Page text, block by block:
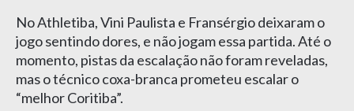
No Athletiba, Vini Paulista e Fransérgio deixaram o
jogo sentindo dores, e não jogam essa partida. Até o
momento, pistas da escalação não foram reveladas,
mas o técnico coxa-branca prometeu escalar o
“melhor Coritiba”.